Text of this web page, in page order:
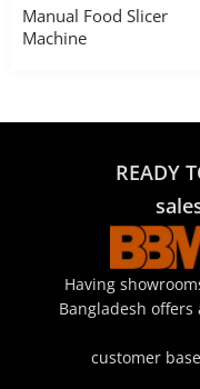
Manual Food Slicer
Machine
READY
Having
Bangladesh
customer